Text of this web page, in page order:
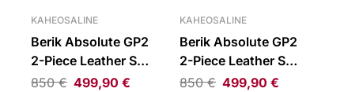
KAHEOSALINE
Berik Absolute GP2
2-Piece Leather Suit
Black/Green/Neon
850€ 499,90 €
KAHEOSALINE
Berik Absolute GP2
2-Piece Leather Suit
Black/Anthracite/Neon
850€ 499,90 €